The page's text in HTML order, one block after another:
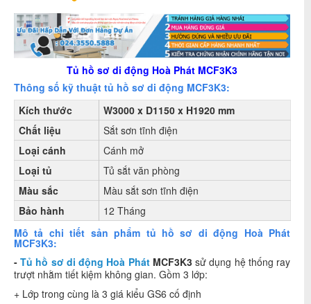
Tủ hồ sơ di động Hoà Phát MCF3K3
Thông số kỹ thuật tủ hồ sơ di động MCF3K3:
Kích thước
W3000 x D1150 x H1920 mm
Chất liệu
Sắt sơn tĩnh điện
Loại cánh
Cánh mở
Loại tủ
Tủ sắt văn phòng
Màu sắc
Màu sắt sơn tĩnh điện
Bảo hành
12 Tháng
Mô tả chi tiết sản phẩm tủ hồ sơ di động Hoà Phát
MCF3K3:
-Tủ hồ sơ di động Hoà PhátMCF3K3sử dụng hệ thống ray
trượt nhằm tiết kiệm không gian. Gồm 3 lớp:
+ Lớp trong cùng là 3 giá kiểu GS6 cố định